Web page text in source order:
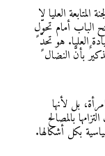
العليا لا
الباب أمام تحوّلٍ
العليا. هو تحدٍّ
بأنّ النضال
بل لأنها
بالمصالح
بكل أشكالها.